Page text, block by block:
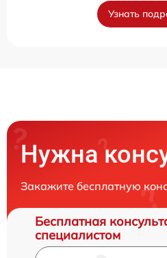
Узнать
Нужна
Закажите бесплатную
Бесплатная
специалистом